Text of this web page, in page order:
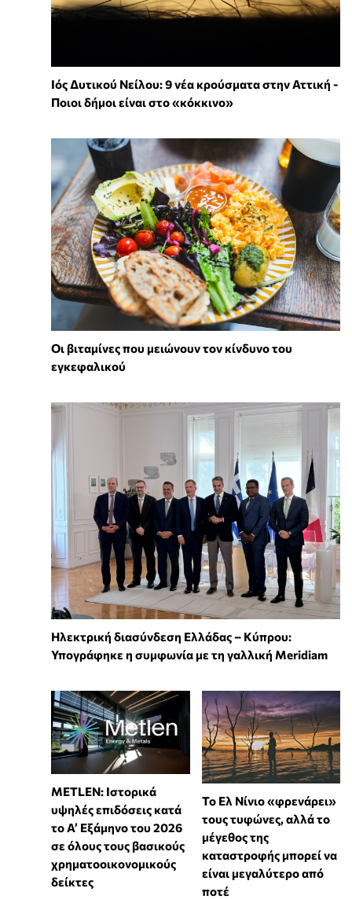
Ιός Δυτικού Νείλου: 9 νέα κρούσματα στην Αττική -
Ποιοι δήμοι είναι στο «κόκκινο»
Οι βιταμίνες που μειώνουν τον κίνδυνο του
εγκεφαλικού
Ηλεκτρική διασύνδεση Ελλάδας – Κύπρου:
Υπογράφηκε η συμφωνία με τη γαλλική Meridiam
METLEN: Ιστορικά
υψηλές επιδόσεις κατά
το Α’ Εξάμηνο του 2026
σε όλους τους βασικούς
χρηματοοικονομικούς
δείκτες
Το Ελ Νίνιο «φρενάρει»
τους τυφώνες, αλλά το
μέγεθος της
καταστροφής μπορεί να
είναι μεγαλύτερο από
ποτέ